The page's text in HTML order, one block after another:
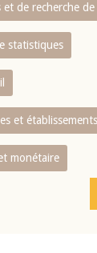
et de recherche de
statistiques
et
monétaire